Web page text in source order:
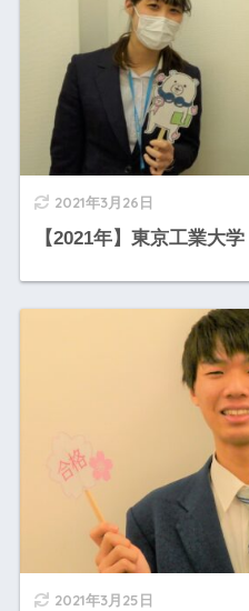
2021年3月26日
【2021年】東京工業大
2021年3月25日